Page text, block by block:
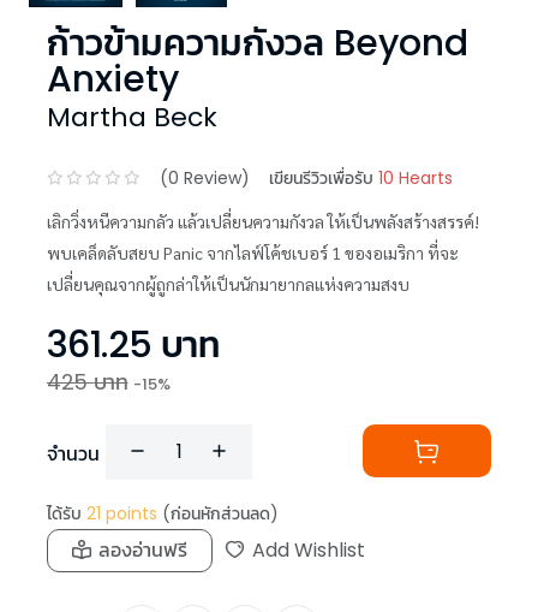
ก้าวข้ามความกังวล Beyond
Anxiety
Martha Beck
(0 Review) เขียนรีวิวเพื่อรับ 10 Hearts
เลิกวิ่งหนีความกลัว แล้วเปลี่ยนความกังวล ให้เป็นพลังสร้างสรรค์!
พบเคล็ดลับสยบ Panic จากไลฟ์โค้ชเบอร์ 1 ของอเมริกา ที่จะ
เปลี่ยนคุณจากผู้ถูกล่าให้เป็นนักมายากลแห่งความสงบ
361.25 บาท
425บาท -15%
จำนวน
ได้รับ 21 points (ก่อนหักส่วนลด)
ลองอ่านฟรี Add Wishlist